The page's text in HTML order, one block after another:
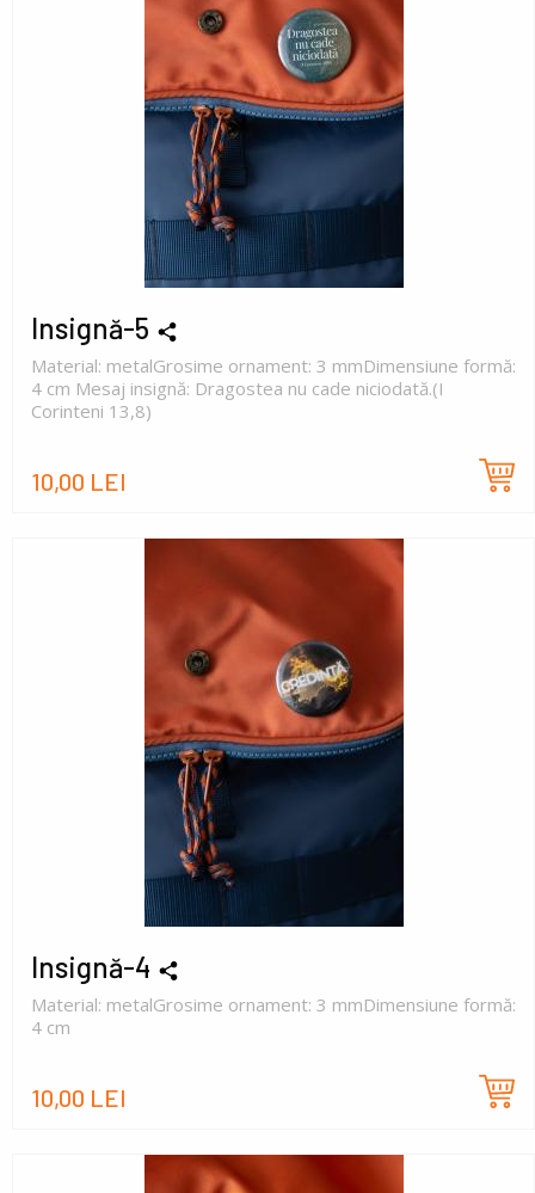
Insignă-5
Material: metalGrosime ornament: 3 mmDimensiune formă:
4 cm Mesaj insignă: Dragostea nu cade niciodată.(I
Corinteni 13,8)
10,00 LEI
Insignă-4
Material: metalGrosime ornament: 3 mmDimensiune formă:
4 cm
10,00 LEI